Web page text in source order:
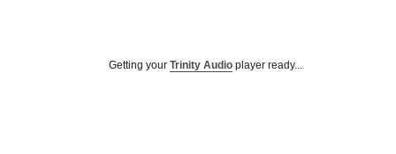
Getting yourTrinity Audio player ready...